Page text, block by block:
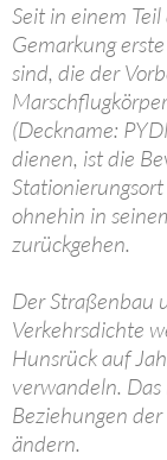
Seit in einem
Gemarkung
sind, die der
(Deckname:
dienen, ist die
ohnehin in
zurückgehen.
Der Straßenbau
Verkehrsdichte
Hunsrück auf
verwandeln.
Beziehungen
ändern.